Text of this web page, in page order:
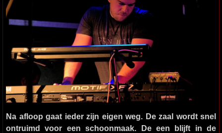
Na afloop gaat ieder zijn eigen weg. De zaal wordt snel
ontruimd voor een schoonmaak. De een blijft in de